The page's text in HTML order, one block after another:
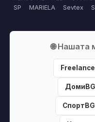
SP
MARIELA Sevtex
🌐 Нашата
ДомиBG
СпортBG